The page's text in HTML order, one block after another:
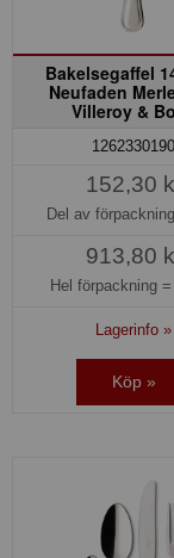
Bakelsegaffel
Neufaden
Villeroy &
1262330190
152,30
Del av
913,80
Hel förpackning =
Lagerinfo »
Köp »